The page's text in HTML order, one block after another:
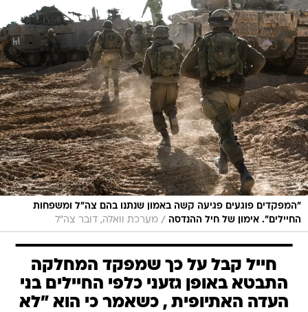
"המפקדים פוגעים פגיעה קשה באמון שנתנו בהם צה"ל ומשפחות
החיילים". אימון של חיל ההנדסה / מערכת וואלה, דובר צה"ל
חייל קבל על כך שמפקד המחלקה
התבטא באופן גזעני כלפי החיילים בני
העדה האתיופית , כשאמר כי הוא "לא